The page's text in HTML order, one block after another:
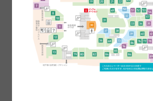
南館
2F 1F
北館
2F